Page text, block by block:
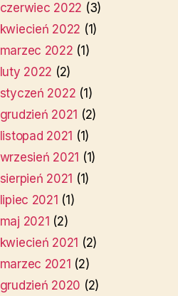
czerwiec 2022 (3)
kwiecień 2022 (1)
marzec 2022 (1)
luty 2022 (2)
styczeń 2022 (1)
grudzień 2021 (2)
listopad 2021 (1)
wrzesień 2021 (1)
sierpień 2021 (1)
lipiec 2021 (1)
maj 2021 (2)
kwiecień 2021 (2)
marzec 2021 (2)
grudzień 2020 (2)